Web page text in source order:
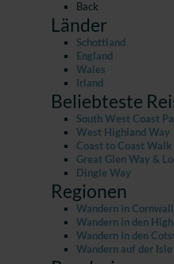
Back
Länder
Schottland
England
Wales
Irland
Beliebteste
South West Coast
West Highland Way
Coast to Coast Walk
Great Glen Way &
Dingle Way
Regionen
Wandern in Cornwall
Wandern in den
Wandern in den
Wandern auf der Isle